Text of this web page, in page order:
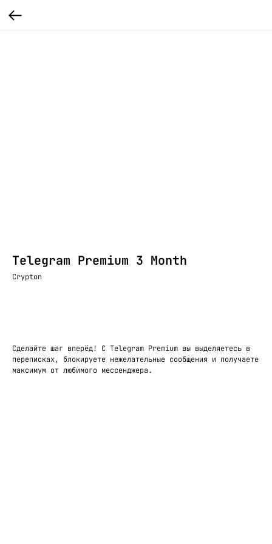
Telegram Premium 3 Month
Crypton
Сделайте шаг вперёд! С Telegram Premium вы выделяетесь в
переписках, блокируете нежелательные сообщения и получаете
максимум от любимого мессенджера.